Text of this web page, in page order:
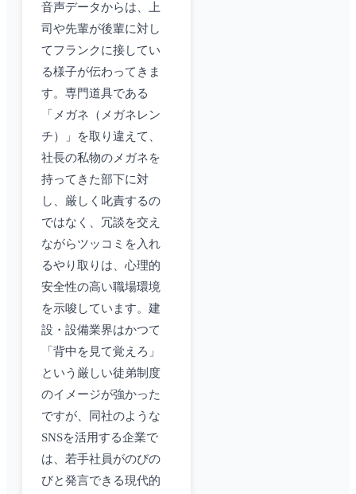
音声データからは、上
司や先輩が後輩に対し
てフランクに接してい
る様子が伝わってきま
す。専門道具である
「メガネ（メガネレン
チ）」を取り違えて、
社長の私物のメガネを
持ってきた部下に対
し、厳しく叱責するの
ではなく、冗談を交え
ながらツッコミを入れ
るやり取りは、心理的
安全性の高い職場環境
を示唆しています。建
設・設備業界はかつて
「背中を見て覚えろ」
という厳しい徒弟制度
のイメージが強かった
ですが、同社のような
SNSを活用する企業で
は、若手社員がのびの
びと発言できる現代的